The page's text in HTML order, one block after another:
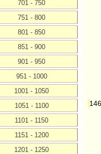
701 - 750
751 - 800
801 - 850
851 - 900
901 - 950
951 - 1000
1001 - 1050
1051 - 1100
1101 - 1150
1151 - 1200
1201 - 1250